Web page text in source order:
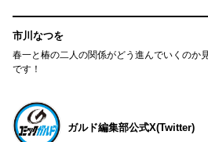
市川なつを
春一と椿の二人の関係がどう進んでいくのか
です！
ガルド編集部公式X(Twitter)